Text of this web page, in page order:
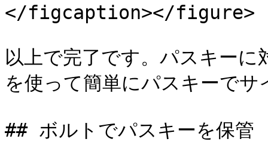
</figcaption></figure>
以上で完了です。パスキー
を使って簡単にパスキーで
## ボルトでパスキーを保管